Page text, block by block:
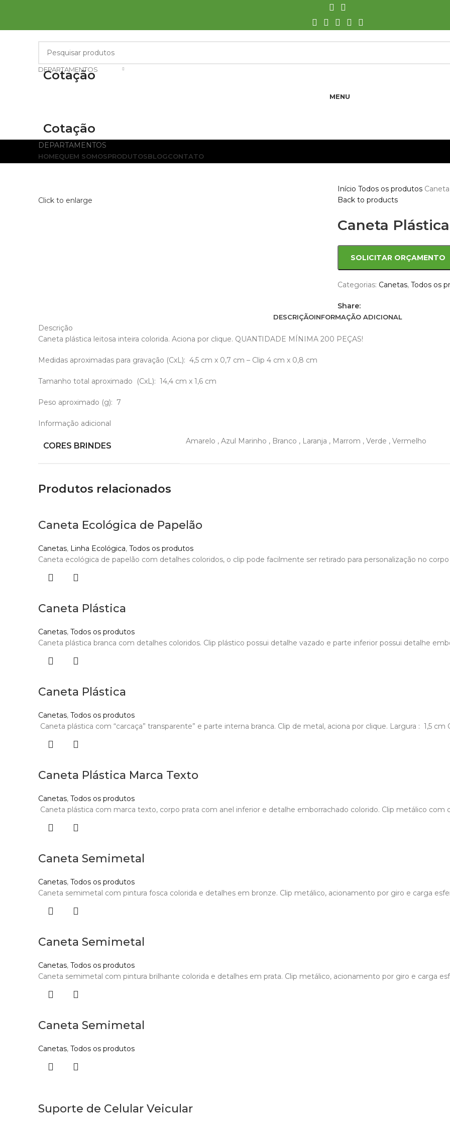
DEPARTAMENTOS
Cotação
MENU
Cotação
DEPARTAMENTOS
HOMEQUEM SOMOSPRODUTOSBLOGCONTATO
Click to enlarge
Início Todos os produtos
Back to products
Caneta Plástica
SOLICITAR ORÇAMENTO
Categorias: Canetas, Todos os
Share:
DESCRIÇÃOINFORMAÇÃO ADICIONAL
Descrição
Caneta plástica leitosa inteira colorida. Aciona por clique. QUANTIDADE MÍNIMA 200 PEÇAS!
Medidas aproximadas para gravação (CxL): 4,5 cm x 0,7 cm – Clip 4 cm x 0,8 cm
Tamanho total aproximado (CxL): 14,4 cm x 1,6 cm
Peso aproximado (g): 7
Informação adicional
CORES BRINDES Amarelo , Azul Marinho , Branco , Laranja , Marrom , Verde , Vermelho
Produtos relacionados
Caneta Ecológica de Papelão
Canetas, Linha Ecológica, Todos os produtos
Caneta ecológica de papelão com detalhes coloridos, o clip pode facilmente ser retirado para personalização no corpo
Caneta Plástica
Canetas, Todos os produtos
Caneta plástica branca com detalhes coloridos. Clip plástico possui detalhe vazado e parte inferior possui detalhe
Caneta Plástica
Canetas, Todos os produtos
Caneta plástica com “carcaça” transparente” e parte interna branca. Clip de metal, aciona por clique. Largura : 1,5
Caneta Plástica Marca Texto
Canetas, Todos os produtos
Caneta plástica com marca texto, corpo prata com anel inferior e detalhe emborrachado colorido. Clip metálico com
Caneta Semimetal
Canetas, Todos os produtos
Caneta semimetal com pintura fosca colorida e detalhes em bronze. Clip metálico, acionamento por giro e carga
Caneta Semimetal
Canetas, Todos os produtos
Caneta semimetal com pintura brilhante colorida e detalhes em prata. Clip metálico, acionamento por giro e carga
Caneta Semimetal
Canetas, Todos os produtos
Suporte de Celular Veicular